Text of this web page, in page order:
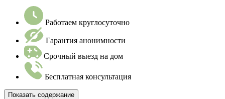
Работаем круглосуточно
Гарантия анонимности
Срочный выезд на дом
Бесплатная консультация
Показать содержание